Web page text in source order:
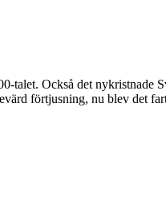
Också det nykristnade
förtjusning, nu blev det